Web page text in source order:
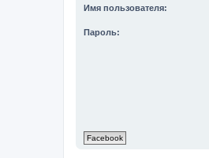
Имя пользователя:
Пароль:
Facebook